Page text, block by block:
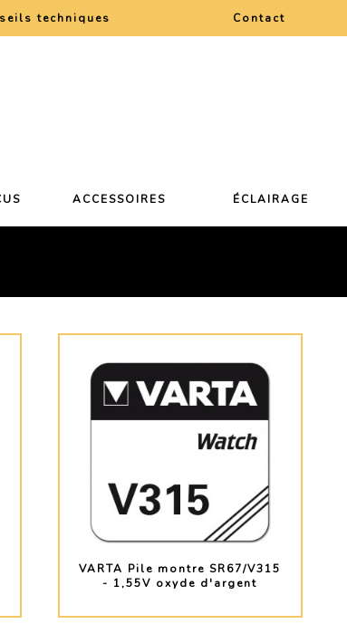
techniques Contact
ACCESSOIRES ÉCLAIRAGE
VARTA Pile montre SR67/V315
- 1,55V oxyde d'argent